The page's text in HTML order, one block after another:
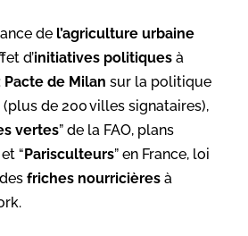
de l’agriculture urbaine
d’initiatives politiques à
Pacte de Milan sur la politique
de 200 villes signataires),
vertes” de la FAO, plans
et “Parisculteurs” en France, loi
friches nourricières à